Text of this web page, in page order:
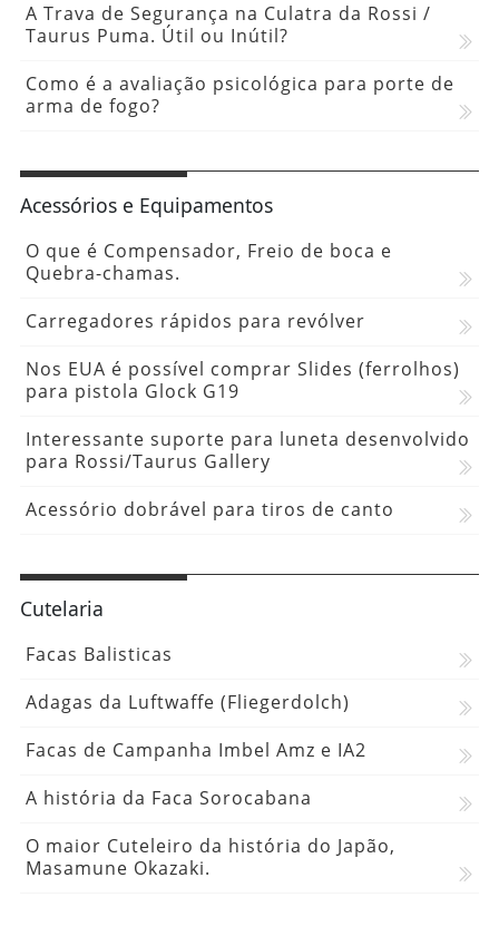
A Trava de Segurança na Culatra da Rossi /
Taurus Puma. Útil ou Inútil?
Como é a avaliação psicológica para porte de
arma de fogo?
Acessórios e Equipamentos
O que é Compensador, Freio de boca e
Quebra-chamas.
Carregadores rápidos para revólver
Nos EUA é possível comprar Slides (ferrolhos)
para pistola Glock G19
Interessante suporte para luneta desenvolvido
para Rossi/Taurus Gallery
Acessório dobrável para tiros de canto
Cutelaria
Facas Balisticas
Adagas da Luftwaffe (Fliegerdolch)
Facas de Campanha Imbel Amz e IA2
A história da Faca Sorocabana
O maior Cuteleiro da história do Japão,
Masamune Okazaki.